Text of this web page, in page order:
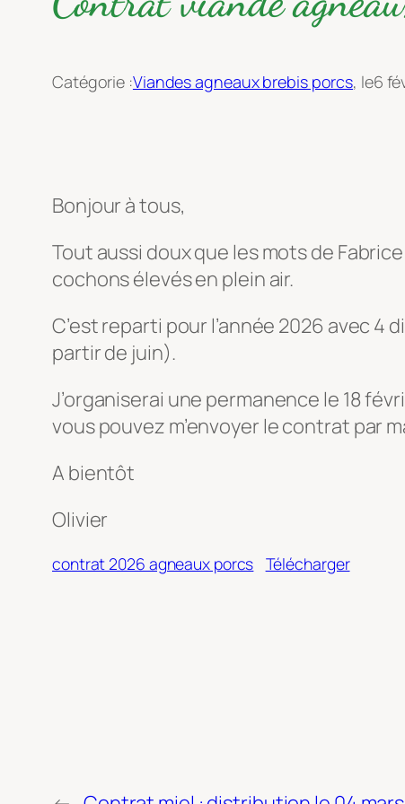
Catégorie :Viandes agneaux brebis porcs, le6
Bonjour à tous,
Tout aussi doux que les mots de
cochons élevés en plein air.
C’est reparti pour l’année 2026 avec
partir de juin).
J’organiserai une permanence le 18
vous pouvez m’envoyer le contrat par
A bientôt
Olivier
contrat 2026 agneaux porcs Télécharger